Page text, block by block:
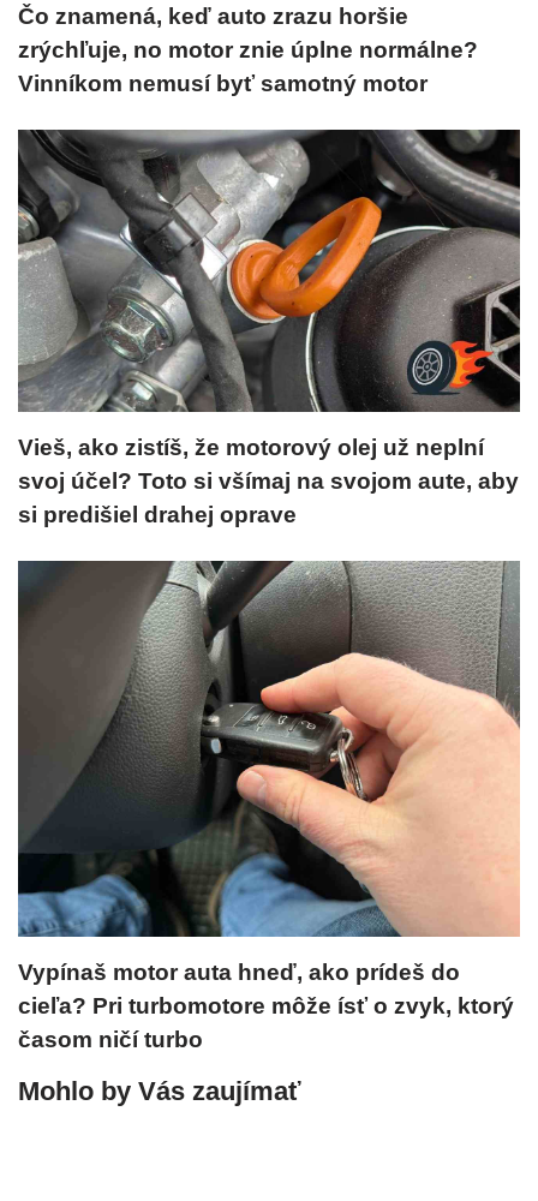
Čo znamená, keď auto zrazu horšie
zrýchľuje, no motor znie úplne normálne?
Vinníkom nemusí byť samotný motor
Vieš, ako zistíš, že motorový olej už neplní
svoj účel? Toto si všímaj na svojom aute, aby
si predišiel drahej oprave
Vypínaš motor auta hneď, ako prídeš do
cieľa? Pri turbomotore môže ísť o zvyk, ktorý
časom ničí turbo
Mohlo by Vás zaujímať